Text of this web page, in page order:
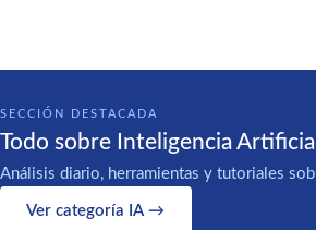
SECCIÓN DESTACADA
Todo sobre Inteligencia Artificial
Análisis diario, herramientas y tutoriales
Ver categoría IA →